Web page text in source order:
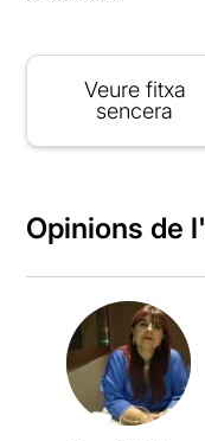
Veure fitxa
sencera
Opinions de